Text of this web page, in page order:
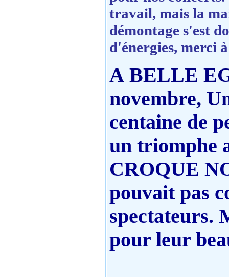
travail, mais la
démontage s'est
d'énergies, merci
A BELLE
novembre,
centaine de
un triomphe
CROQUE
pouvait pas
spectateurs.
pour leur